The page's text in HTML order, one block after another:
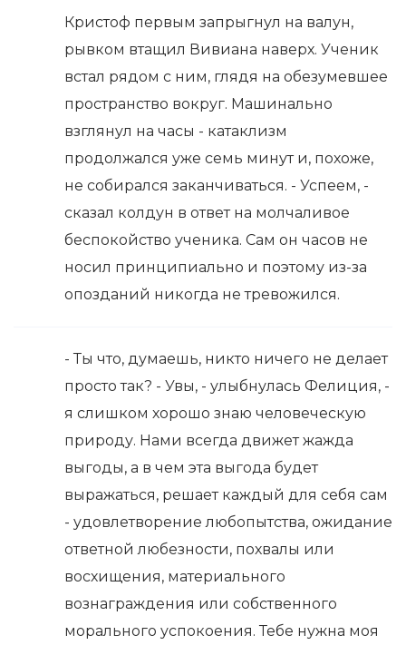
Кристоф первым запрыгнул на валун,
рывком втащил Вивиана наверх. Ученик
встал рядом с ним, глядя на обезумевшее
пространство вокруг. Машинально
взглянул на часы - катаклизм
продолжался уже семь минут и, похоже,
не собирался заканчиваться. - Успеем, -
сказал колдун в ответ на молчаливое
беспокойство ученика. Сам он часов не
носил принципиально и поэтому из-за
опозданий никогда не тревожился.
- Ты что, думаешь, никто ничего не делает
просто так? - Увы, - улыбнулась Фелиция, -
я слишком хорошо знаю человеческую
природу. Нами всегда движет жажда
выгоды, а в чем эта выгода будет
выражаться, решает каждый для себя сам
- удовлетворение любопытства, ожидание
ответной любезности, похвалы или
восхищения, материального
вознаграждения или собственного
морального успокоения. Тебе нужна моя